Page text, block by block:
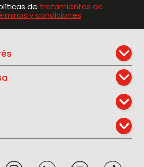
de tratamientos de
y condiciones